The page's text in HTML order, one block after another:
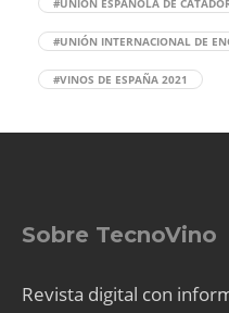
#UNIÓN ESPAÑOLA DE
#UNIÓN INTERNACIONAL DE
#VINOS DE ESPAÑA 2021
Sobre TecnoVino
Revista digital con